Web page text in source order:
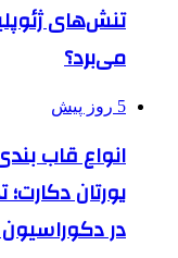
تنش‌های
می‌برد؟
5 روز پیش
انواع قاب
یورتان
در